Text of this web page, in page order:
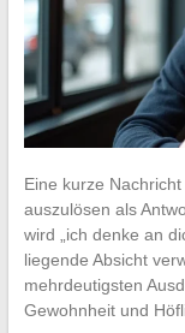
Eine kurze
auszulösen als
wird „ich denke an
liegende Absicht
mehrdeutigsten
Gewohnheit und